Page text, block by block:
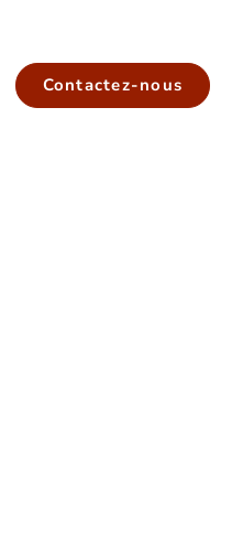
Contactez-nous